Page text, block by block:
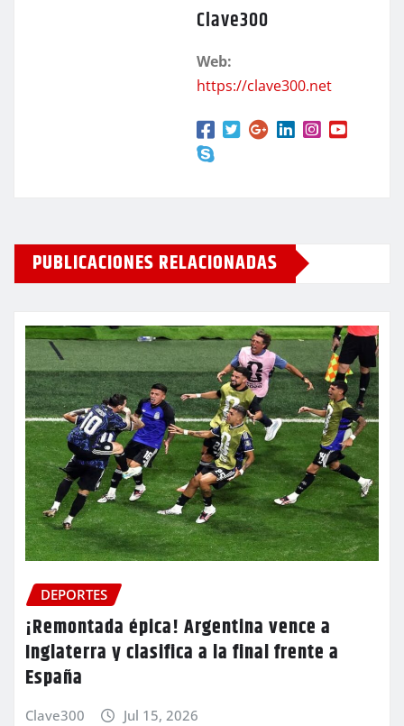
Clave300
Web:
https://clave300.net
PUBLICACIONES RELACIONADAS
DEPORTES
¡Remontada épica! Argentina vence a
Inglaterra y clasifica a la final frente a
España
Clave300 Jul 15, 2026